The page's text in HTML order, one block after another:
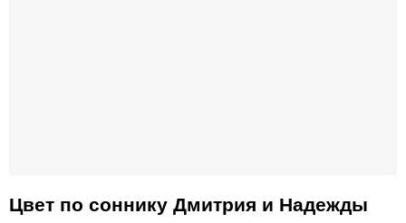
Цвет по соннику Дмитрия и Надежды